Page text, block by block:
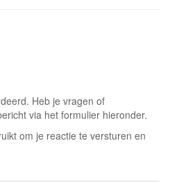
Heb je vragen of
via het formulier hieronder.
om je reactie te versturen en